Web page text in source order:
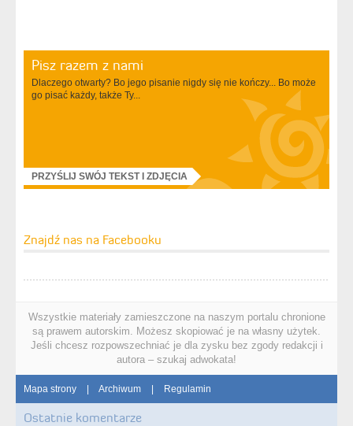
Pisz razem z nami
Dlaczego otwarty? Bo jego pisanie nigdy się nie kończy... Bo może
go pisać każdy, także Ty...
PRZYŚLIJ SWÓJ TEKST I ZDJĘCIA
Znajdź nas na Facebooku
Wszystkie materiały zamieszczone na naszym portalu chronione
są prawem autorskim. Możesz skopiować je na własny użytek.
Jeśli chcesz rozpowszechniać je dla zysku bez zgody redakcji i
autora – szukaj adwokata!
Mapa strony | Archiwum | Regulamin
Ostatnie komentarze